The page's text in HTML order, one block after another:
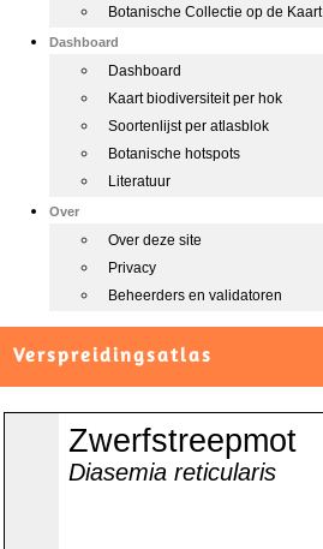
Botanische Collectie op de Kaart
Dashboard
Dashboard
Kaart biodiversiteit per hok
Soortenlijst per atlasblok
Botanische hotspots
Literatuur
Over
Over deze site
Privacy
Beheerders en validatoren
Verspreidingsatlas